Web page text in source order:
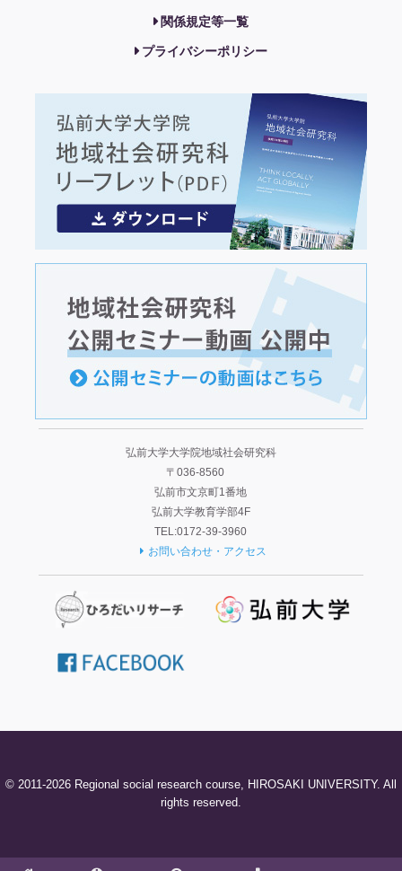
関係規定等一覧
プライバシーポリシー
弘前大学大学院地域社会研究科
〒036-8560
弘前市文京町1番地
弘前大学教育学部4F
TEL:0172-39-3960
お問い合わせ・アクセス
© 2011-2026 Regional social research course, HIROSAKI UNIVERSITY. All
rights reserved.